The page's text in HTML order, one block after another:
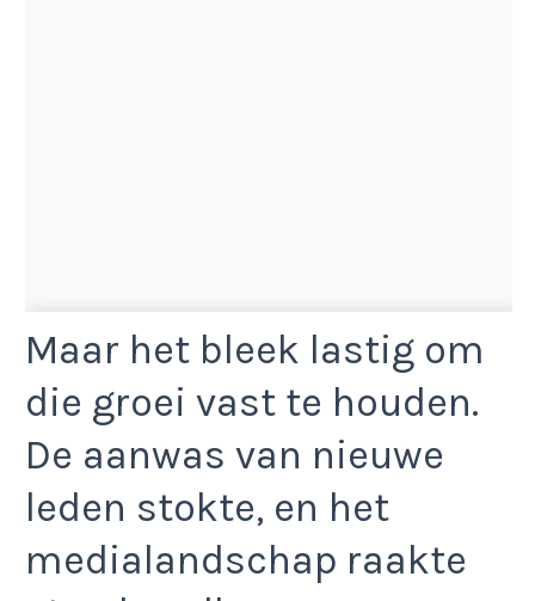
Maar het bleek lastig om
die groei vast te houden.
De aanwas van nieuwe
leden stokte, en het
medialandschap raakte